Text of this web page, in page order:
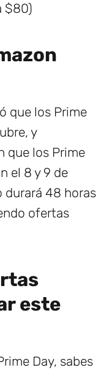
$80)
que los Prime
y
que los Prime
el 8 y 9 de
durará 48 horas
ofertas
este
Day, sabes